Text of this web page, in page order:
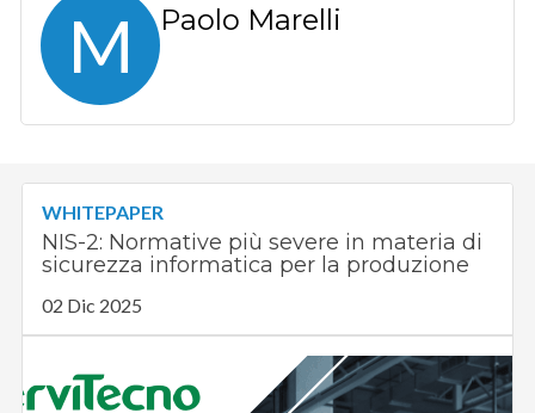
M Paolo Marelli
WHITEPAPER
NIS-2: Normative più severe in materia di
sicurezza informatica per la produzione
02 Dic 2025